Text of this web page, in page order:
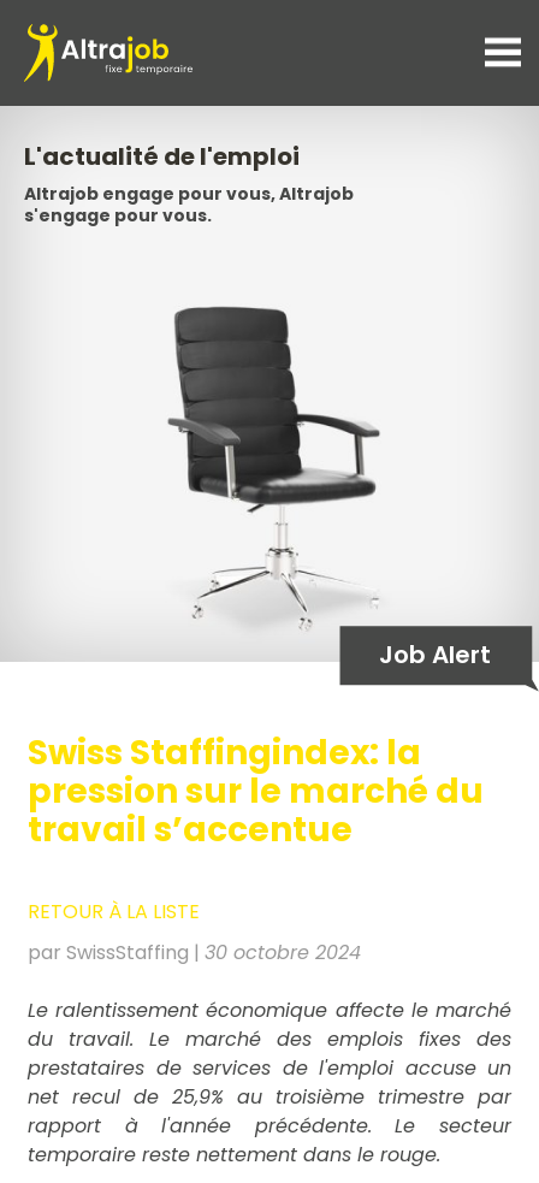
L'actualité de l'emploi
Altrajob engage pour vous, Altrajob
s'engage pour vous.
Job Alert
Swiss Staffingindex: la
pression sur le marché du
travail s’accentue
RETOUR À LA LISTE
par SwissStaffing | 30 octobre 2024
Le ralentissement économique affecte le marché
du travail. Le marché des emplois fixes des
prestataires de services de l'emploi accuse un
net recul de 25,9% au troisième trimestre par
rapport à l'année précédente. Le secteur
temporaire reste nettement dans le rouge.